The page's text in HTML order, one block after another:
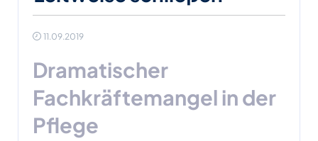
11.09.2019
Dramatischer
Fachkräftemangel in der
Pflege